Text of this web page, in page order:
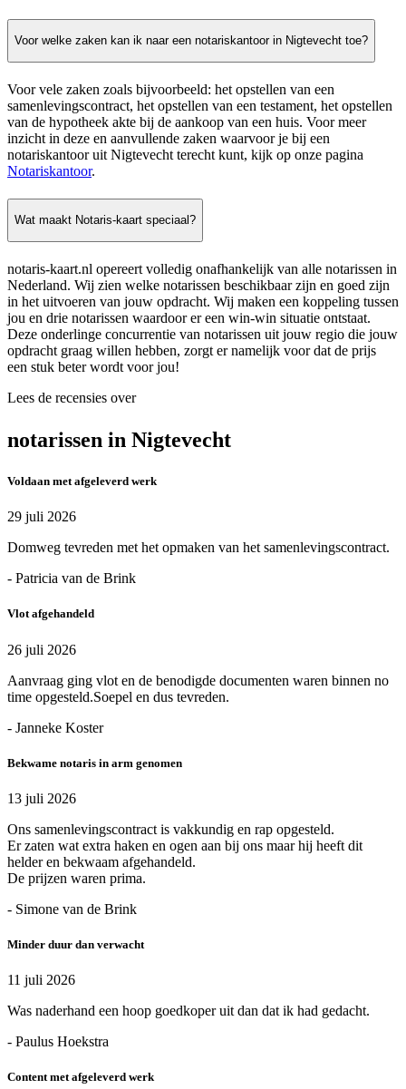
Voor welke zaken kan ik naar een notariskantoor in Nigtevecht toe?
Voor vele zaken zoals bijvoorbeeld: het opstellen van een
samenlevingscontract, het opstellen van een testament, het opstellen
van de hypotheek akte bij de aankoop van een huis. Voor meer
inzicht in deze en aanvullende zaken waarvoor je bij een
notariskantoor uit Nigtevecht terecht kunt, kijk op onze pagina
Notariskantoor.
Wat maakt Notaris-kaart speciaal?
notaris-kaart.nl opereert volledig onafhankelijk van alle notarissen in
Nederland. Wij zien welke notarissen beschikbaar zijn en goed zijn
in het uitvoeren van jouw opdracht. Wij maken een koppeling tussen
jou en drie notarissen waardoor er een win-win situatie ontstaat.
Deze onderlinge concurrentie van notarissen uit jouw regio die jouw
opdracht graag willen hebben, zorgt er namelijk voor dat de prijs
een stuk beter wordt voor jou!
Lees de recensies over
notarissen in Nigtevecht
Voldaan met afgeleverd werk
29 juli 2026
Domweg tevreden met het opmaken van het samenlevingscontract.
- Patricia van de Brink
Vlot afgehandeld
26 juli 2026
Aanvraag ging vlot en de benodigde documenten waren binnen no
time opgesteld.Soepel en dus tevreden.
- Janneke Koster
Bekwame notaris in arm genomen
13 juli 2026
Ons samenlevingscontract is vakkundig en rap opgesteld.
Er zaten wat extra haken en ogen aan bij ons maar hij heeft dit
helder en bekwaam afgehandeld.
De prijzen waren prima.
- Simone van de Brink
Minder duur dan verwacht
11 juli 2026
Was naderhand een hoop goedkoper uit dan dat ik had gedacht.
- Paulus Hoekstra
Content met afgeleverd werk